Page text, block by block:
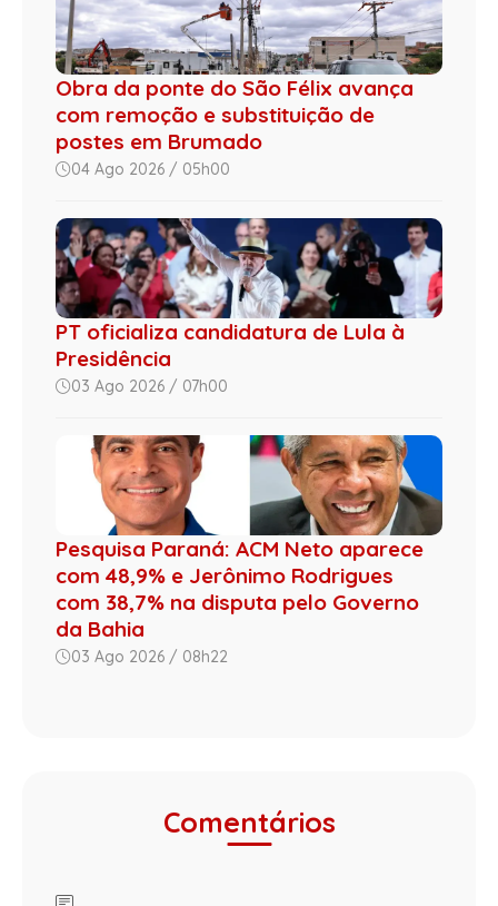
Obra da ponte do São Félix avança
com remoção e substituição de
postes em Brumado
04 Ago 2026 / 05h00
PT oficializa candidatura de Lula à
Presidência
03 Ago 2026 / 07h00
Pesquisa Paraná: ACM Neto aparece
com 48,9% e Jerônimo Rodrigues
com 38,7% na disputa pelo Governo
da Bahia
03 Ago 2026 / 08h22
Comentários